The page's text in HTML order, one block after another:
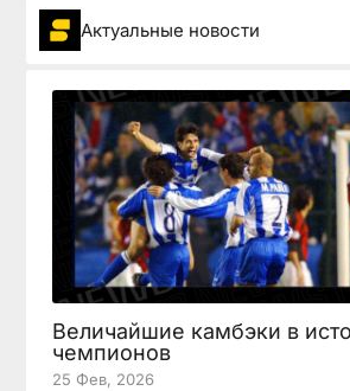
Актуальные новости
Величайшие камбэки в
чемпионов
25 Фев, 2026